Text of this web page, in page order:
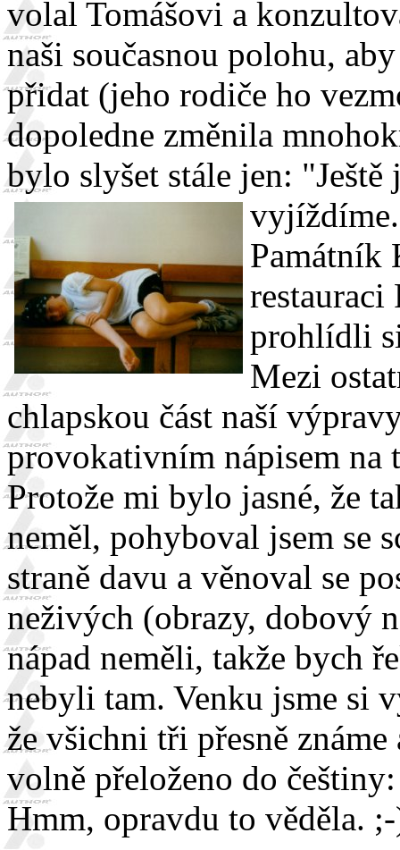
volal Tomášovi a
naši současnou polohu,
přidat (jeho rodiče ho
dopoledne změnila
bylo slyšet stále jen:
Památník
restauraci
prohlídli
Mezi
chlapskou část naší
provokativním nápisem
Protože mi bylo jasné, že
neměl, pohyboval jsem se
straně davu a věnoval se
neživých (obrazy, dobový
nápad neměli, takže bych
nebyli tam. Venku jsme si
že všichni tři přesně
volně přeloženo do
Hmm, opravdu to věděla.